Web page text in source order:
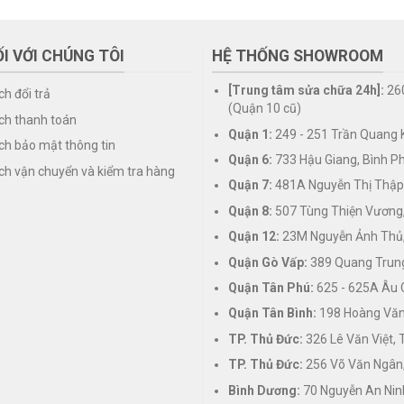
VỚI CHÚNG TÔI
đổi trả
thanh toán
bảo mật thông tin
vận chuyển và kiểm tra hàng
HỆ THỐNG SHOWROOM
[Trung tâm sửa chữa 24h]:
(Quận 10 cũ)
Quận 1: 249 - 251 Trần Quang
Quận 6: 733 Hậu Giang, Bình
Quận 7: 481A Nguyễn Thị
Quận 8: 507 Tùng Thiện
Quận 12: 23M Nguyễn Ảnh
Quận Gò Vấp: 389 Quang
Quận Tân Phú: 625 - 625A Âu
Quận Tân Bình: 198 Hoàng
TP. Thủ Đức: 326 Lê Văn Việt,
TP. Thủ Đức: 256 Võ Văn
Bình Dương: 70 Nguyễn An